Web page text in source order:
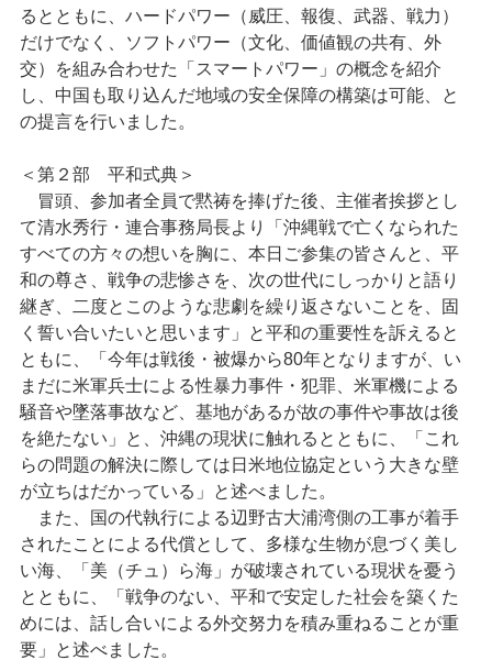
るとともに、ハードパワー（威圧、報復、武器、戦力）
だけでなく、ソフトパワー（文化、価値観の共有、外
交）を組み合わせた「スマートパワー」の概念を紹介
し、中国も取り込んだ地域の安全保障の構築は可能、と
の提言を行いました。
＜第２部 平和式典＞
冒頭、参加者全員で黙祷を捧げた後、主催者挨拶とし
て清水秀行・連合事務局長より「沖縄戦で亡くなられた
すべての方々の想いを胸に、本日ご参集の皆さんと、平
和の尊さ、戦争の悲惨さを、次の世代にしっかりと語り
継ぎ、二度とこのような悲劇を繰り返さないことを、固
く誓い合いたいと思います」と平和の重要性を訴えると
ともに、「今年は戦後・被爆から80年となりますが、い
まだに米軍兵士による性暴力事件・犯罪、米軍機による
騒音や墜落事故など、基地があるが故の事件や事故は後
を絶たない」と、沖縄の現状に触れるとともに、「これ
らの問題の解決に際しては日米地位協定という大きな壁
が立ちはだかっている」と述べました。
また、国の代執行による辺野古大浦湾側の工事が着手
されたことによる代償として、多様な生物が息づく美し
い海、「美（チュ）ら海」が破壊されている現状を憂う
とともに、「戦争のない、平和で安定した社会を築くた
めには、話し合いによる外交努力を積み重ねることが重
要」と述べました。